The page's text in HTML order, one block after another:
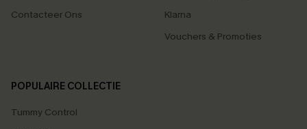
Contacteer Ons
Klarna
Vouchers & Promoties
POPULAIRE COLLECTIE
Tummy Control